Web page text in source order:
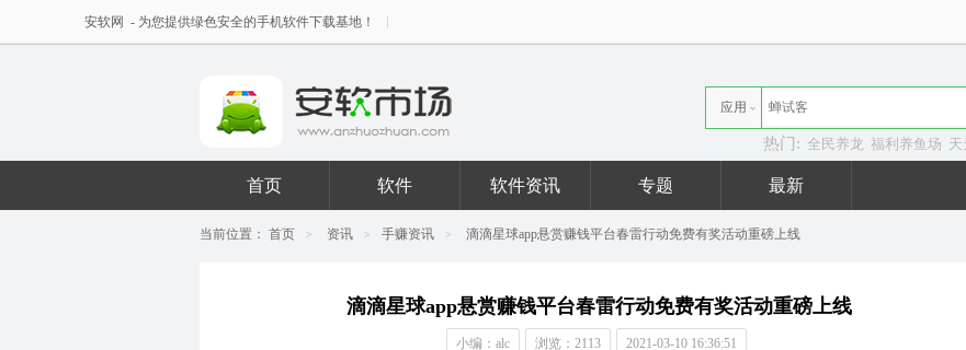
安软网 - 为您提供绿色安全的手机软件下载基地！
应用
热门: 全民养龙 福利养鱼场 天
首页 软件 软件资讯 专题 最新
当前位置： 首页 > 资讯 > 手赚资讯 > 滴滴星球app悬赏赚钱平台春雷行动免费有奖活动重磅上线
滴滴星球app悬赏赚钱平台春雷行动免费有奖活动重磅上线
小编：alc 浏览：2113 2021-03-10 16:36:51